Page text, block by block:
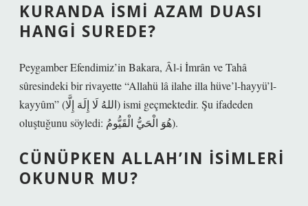
KURANDA ISMI AZAM DUASI
HANGI SUREDE?
Peygamber Efendimiz’in Bakara, Âl-i İmrân ve Tahâ
sûresindeki bir rivayette “Allahü lâ ilahe illa hüve’l-hayyü’l-
kayyûm” (اللهُ لَا إِلَهَ إِلَّا) ismi geçmektedir. Şu ifadeden
oluştuğunu söyledi: هُوَ الْحَيُّ الْقَيُّومُ).
CÜNÜPKEN ALLAH’IN ISIMLERI
OKUNUR MU?